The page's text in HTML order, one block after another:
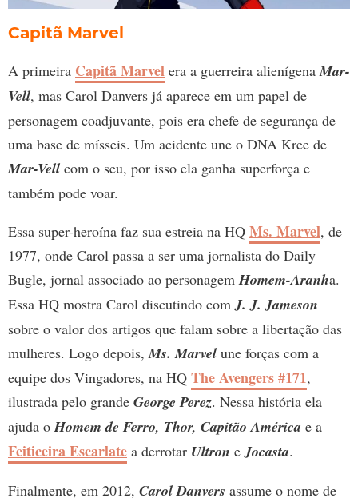
Capitã Marvel
A primeira Capitã Marvel era a guerreira alienígenaMar-
Vell, mas Carol Danvers já aparece em um papel de
personagem coadjuvante, pois era chefe de segurança de
uma base de mísseis. Um acidente une o DNA Kree de
Mar-Vell com o seu, por isso ela ganha superforça e
também pode voar.
Essa super-heroína faz sua estreia na HQ Ms. Marvel, de
1977, onde Carol passa a ser uma jornalista do Daily
Bugle, jornal associado ao personagemHomem-Aranha.
Essa HQ mostra Carol discutindo comJ. J. Jameson
sobre o valor dos artigos que falam sobre a libertação das
mulheres. Logo depois,Ms. Marvel une forças com a
equipe dos Vingadores, na HQ The Avengers #171,
ilustrada pelo grande George Perez. Nessa história ela
ajuda oHomem de Ferro, Thor, Capitão América e a
Feiticeira Escarlate a derrotar Ultron eJocasta.
Finalmente, em 2012, Carol Danvers assume o nome de